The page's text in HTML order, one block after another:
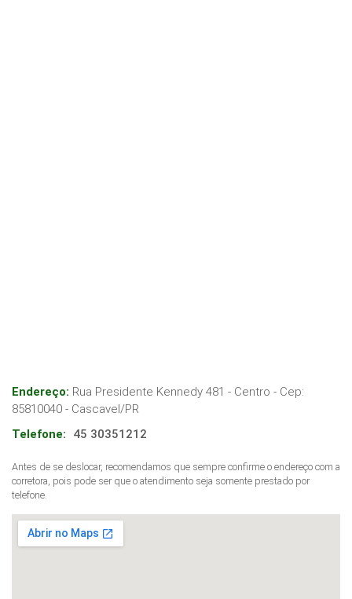
Endereço: Rua Presidente Kennedy 481 - Centro - Cep:
85810040 - Cascavel/PR
Telefone:
45 30351212
Antes de se deslocar, recomendamos que sempre confirme o endereço com a
corretora, pois pode ser que o atendimento seja somente prestado por
telefone.